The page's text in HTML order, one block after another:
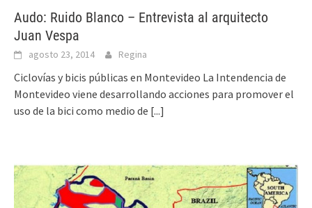
Audo: Ruido Blanco – Entrevista al arquitecto
Juan Vespa
agosto 23, 2014 Regina
Ciclovías y bicis públicas en Montevideo La Intendencia de
Montevideo viene desarrollando acciones para promover el
uso de la bici como medio de [...]